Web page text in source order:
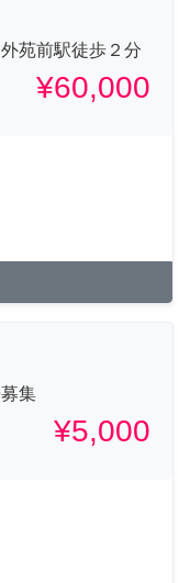
苑前駅徒歩２分
¥60,000
集
¥5,000